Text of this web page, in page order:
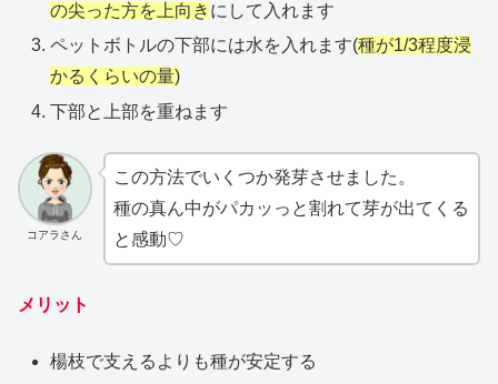
の尖った方を上向き にして入れます
ペットボトルの下部には水を入れます(種が1/3程度浸
かるくらいの量)
下部と上部を重ねます
コアラさん
この方法でいくつか発芽させました。
種の真ん中がパカッっと割れて芽が出てくる
と感動♡
メリット
楊枝で支えるよりも種が安定する